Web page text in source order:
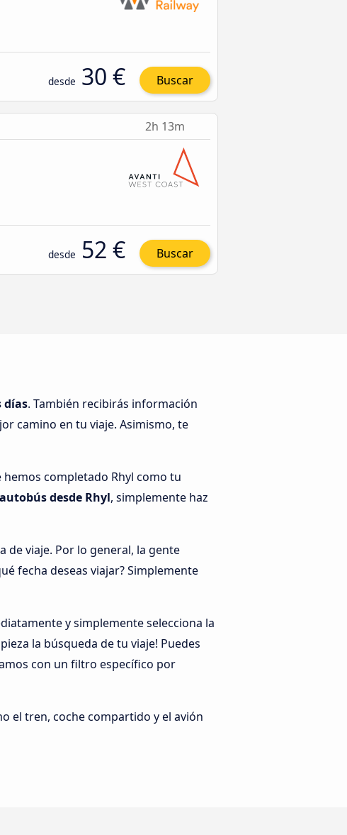
desde 30 € Buscar
2h 13m
desde 52 € Buscar
días. También recibirás información
camino en tu viaje. Asimismo, te
completado Rhyl como tu
autobús desde Rhyl, simplemente haz
de viaje. Por lo general, la gente
fecha deseas viajar? Simplemente
y simplemente selecciona la
la búsqueda de tu viaje! Puedes
con un filtro específico por
el tren, coche compartido y el avión